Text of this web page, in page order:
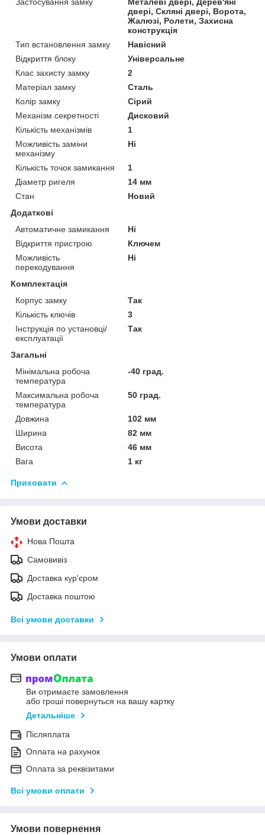
двері, Скляні двері, Ворота,
Жалюзі, Ролети, Захисна
конструкція
Тип встановлення замку
Навісний
Відкриття блоку
Універсальне
Клас захисту замку
2
Матеріал замку
Сталь
Колір замку
Сірий
Механізм секретності
Дисковий
Кількість механізмів
1
Можливість заміни
механізму
Ні
Кількість точок замикання
1
Діаметр ригеля
14 мм
Стан
Новий
Додаткові
Автоматичне замикання
Ні
Відкриття пристрою
Ключем
Можливість
перекодування
Ні
Комплектація
Корпус замку
Так
Кількість ключів
3
Інструкція по установці/
експлуатації
Так
Загальні
Мінімальна робоча
температура
-40 град.
Максимальна робоча
температура
50 град.
Довжина
102 мм
Ширина
82 мм
Висота
46 мм
Вага
1 кг
Приховати
Умови доставки
Нова Пошта
Самовивіз
Доставка кур'єром
Доставка поштою
Всі умови доставки
Умови оплати
Ви отримаєте замовлення
або гроші повернуться на вашу картку
Детальніше
Післяплата
Оплата на рахунок
Оплата за реквізитами
Всі умови оплати
Умови повернення